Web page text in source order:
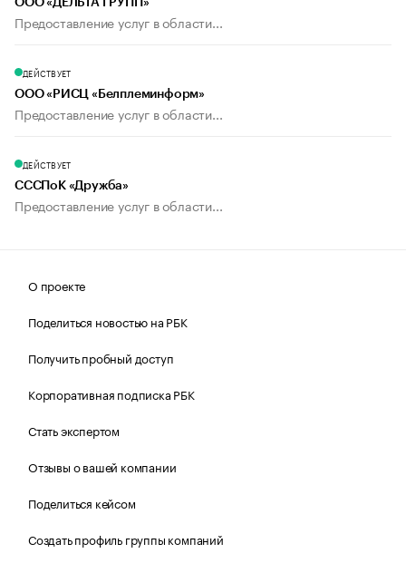
ООО «ДЕЛЬТА ГРУПП»
Предоставление услуг в области...
ДЕЙСТВУЕТ
ООО «РИСЦ «Белплеминформ»
Предоставление услуг в области...
ДЕЙСТВУЕТ
СССПоК «Дружба»
Предоставление услуг в области...
О проекте
Поделиться новостью на РБК
Получить пробный доступ
Корпоративная подписка РБК
Стать экспертом
Отзывы о вашей компании
Поделиться кейсом
Создать профиль группы компаний